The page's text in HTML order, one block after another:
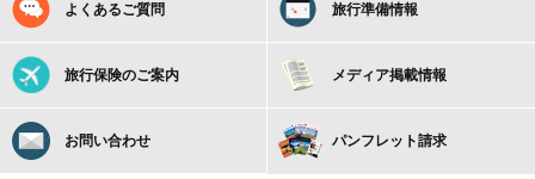
よくあるご質問 旅行準備情報
旅行保険のご案内 メディア掲載情報
お問い合わせ パンフレット請求